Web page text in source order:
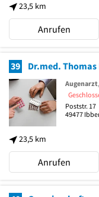
23,5 km
Anrufen
39
23,5 km
Augenarzt
Poststr. 17
49477
Anrufen